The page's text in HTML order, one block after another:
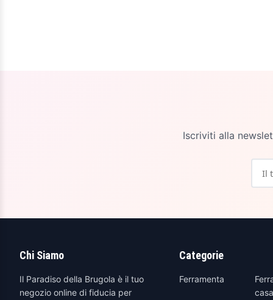
Iscriviti alla
Chi Siamo
Il Paradiso della Brugola è il tuo
negozio online di fiducia per
Categorie
Ferramenta